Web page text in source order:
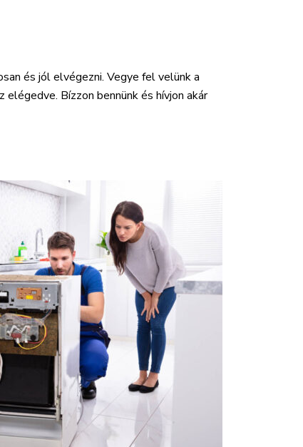
és jól elvégezni. Vegye fel velünk a
Bízzon bennünk és hívjon akár